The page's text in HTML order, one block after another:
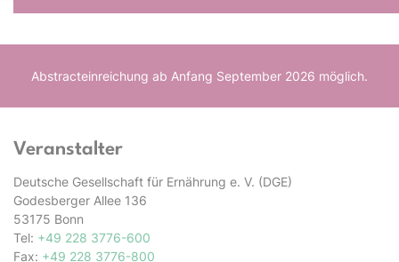
Abstracteinreichung ab Anfang September 2026 möglich.
Veranstalter
Deutsche Gesellschaft für Ernährung e. V. (DGE)
Godesberger Allee 136
53175 Bonn
Tel: +49 228 3776-600
Fax: +49 228 3776-800